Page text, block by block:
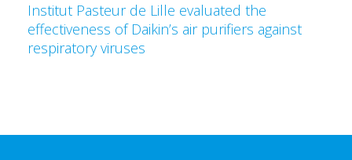
Institut Pasteur de Lille evaluated the
effectiveness of Daikin’s air purifiers against
respiratory viruses